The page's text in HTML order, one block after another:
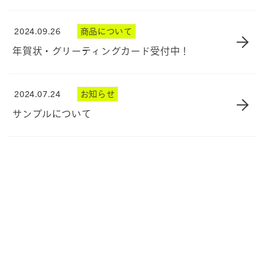
2024.09.26 商品について
年賀状・グリーティングカード受付中！
2024.07.24 お知らせ
サンプルについて